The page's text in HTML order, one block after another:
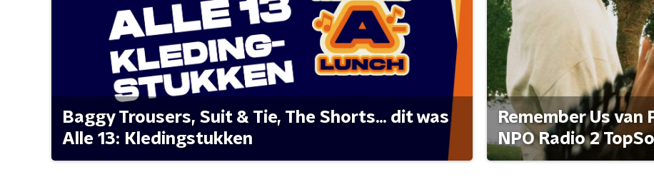
Baggy Trousers, Suit & Tie, The Shorts... dit was
Alle 13: Kledingstukken
Remember Us van
NPO Radio 2